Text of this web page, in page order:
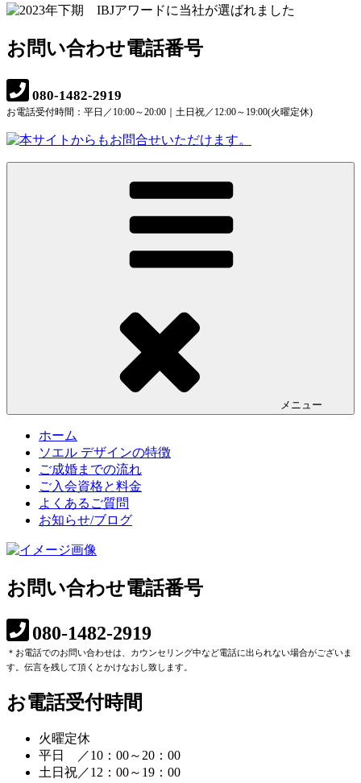
お問い合わせ電話番号
080-1482-2919
お電話受付時間：平日／10:00～20:00｜土日祝／12:00～19:00(火曜定休)
メニュー
ホーム
ソエル デザインの特徴
ご成婚までの流れ
ご入会資格と料金
よくあるご質問
お知らせ/ブログ
お問い合わせ電話番号
080-1482-2919
＊お電話でのお問い合わせは、カウンセリング中など電話に出られない場合がございま
す。伝言を残して頂くとかけなおし致します。
お電話受付時間
火曜定休
平日 ／10：00～20：00
土日祝／12：00～19：00